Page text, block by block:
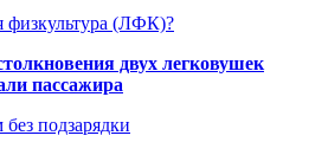
физкультура (ЛФК)?
двух легковушек
пассажира
подзарядки